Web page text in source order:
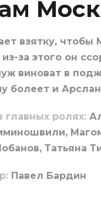
Сейчас вы смотрите
взятку, чтобы
из-за этого он
виноват в
болеет и
главных ролях:
Татьяна
Павел Бардин